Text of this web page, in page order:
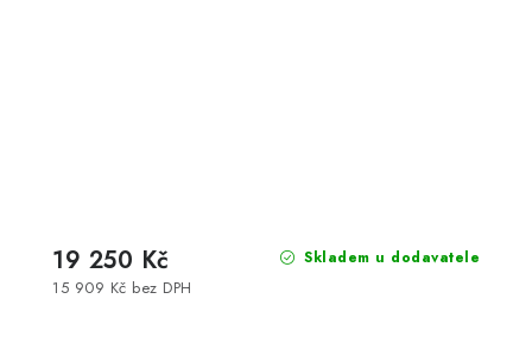
Skladem u dodavatele
15 909 Kč bez DPH
19 250 Kč